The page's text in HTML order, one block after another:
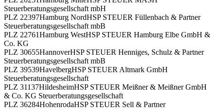
Steuerberatungsgesellschaft mbH
PLZ 22397Hamburg NordHSP STEUER Füllenbach & Partner
Steuerberatungsgesellschaft mbB
PLZ 22761Hamburg WestHSP STEUER Hamburg Elbe GmbH &
Co. KG
PLZ 30655HannoverHSP STEUER Henniges, Schulz & Partner
Steuerberatungsgesellschaft mbB
PLZ 39539HavelbergHSP STEUER Altmark GmbH
Steuerberatungsgesellschaft
PLZ 31137HildesheimHSP STEUER Meißner & Meißner GmbH
& Co. KG Steuerberatungsgesellschaft
PLZ 36284HohenrodaHSP STEUER Sell & Partner